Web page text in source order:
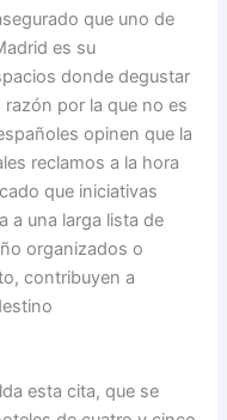
que uno de
es su
donde degustar
razón por la que no es
opinen que la
reclamos a la hora
que iniciativas
a una larga lista de
organizados o
contribuyen a
esta cita, que se